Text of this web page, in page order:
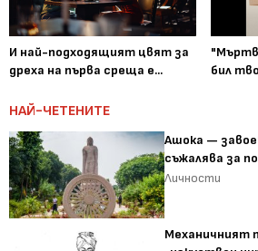
И най-подходящият цвят за
дреха на първа среща е...
бил
НАЙ-ЧЕТЕНИТЕ
Ашока —
съжалява за
Личности
Механичният